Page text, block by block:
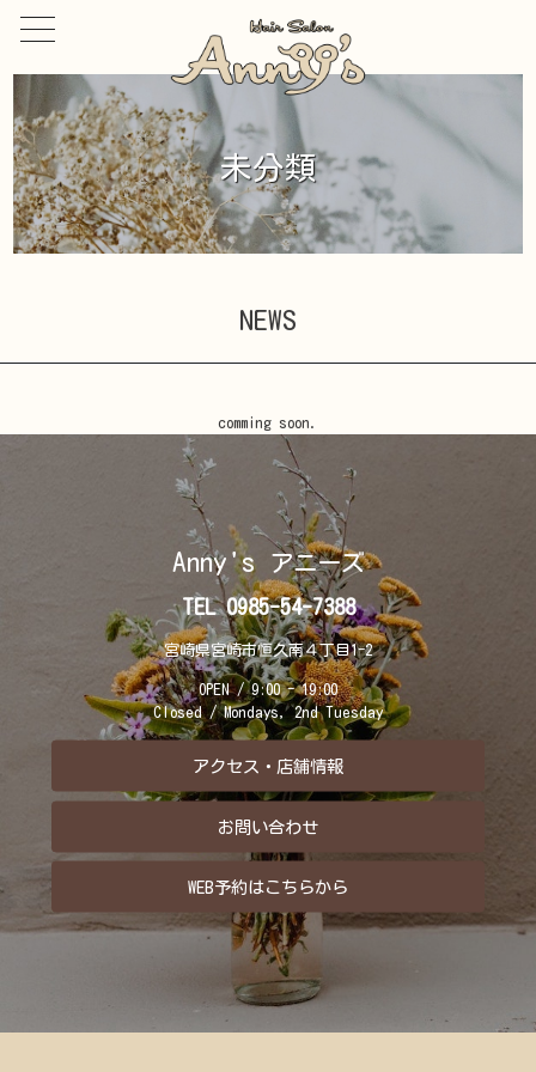
toggle
未分類
NEWS
comming soon.
Anny's アニーズ
TEL 0985-54-7388
宮崎県宮崎市恒久南４丁目1-2
OPEN / 9:00 - 19:00
Closed / Mondays, 2nd Tuesday
アクセス・店舗情報
お問い合わせ
WEB予約はこちらから